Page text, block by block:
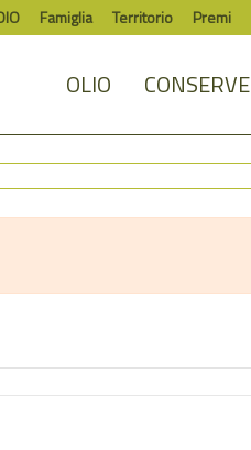
Famiglia Territorio Premi
OLIO CONSERVE